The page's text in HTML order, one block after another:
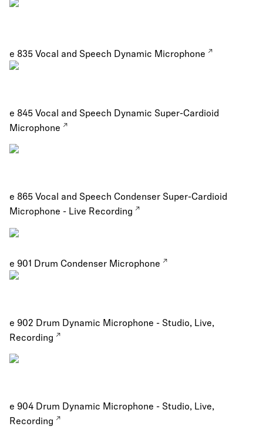
e 835 Vocal and Speech Dynamic Microphone
e 845 Vocal and Speech Dynamic Super-Cardioid
Microphone
e 865 Vocal and Speech Condenser Super-Cardioid
Microphone - Live Recording
e 901 Drum Condenser Microphone
e 902 Drum Dynamic Microphone - Studio, Live,
Recording
e 904 Drum Dynamic Microphone - Studio, Live,
Recording